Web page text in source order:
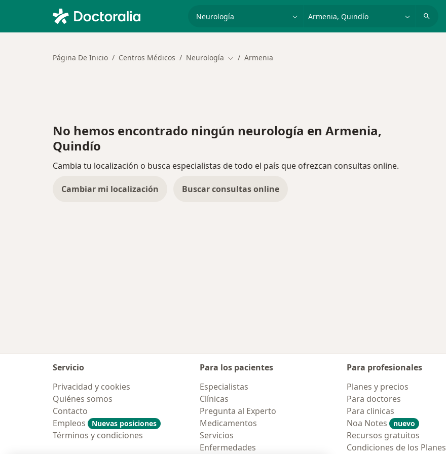
especialidad, enfermedad o nombre
Página De Inicio Centros Médicos Neurología Cambiar de ciudad
Armenia
No hemos encontrado ningún neurología en Armenia,
Quindío
Cambia tu localización o busca especialistas de todo el país que ofrezcan consultas online.
Cambiar mi localización Buscar consultas online
Servicio
Privacidad y cookies
Quiénes somos
Contacto
Empleos
Nuevas posiciones
Términos y condiciones
Para los pacientes
Especialistas
Clínicas
Pregunta al Experto
Medicamentos
Servicios
Enfermedades
Para profesionales
Planes y precios
Para doctores
Para clinicas
Noa Notes
nuevo
Recursos gratuitos
Condiciones de los Planes